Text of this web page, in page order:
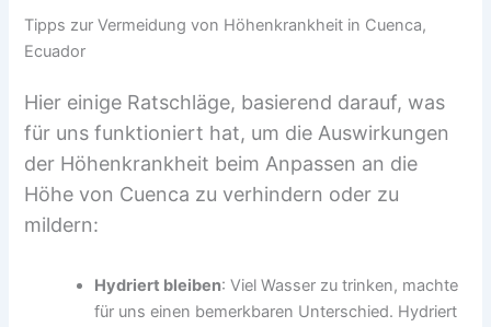
Tipps zur Vermeidung von Höhenkrankheit in Cuenca,
Ecuador
Hier einige Ratschläge, basierend darauf, was
für uns funktioniert hat, um die Auswirkungen
der Höhenkrankheit beim Anpassen an die
Höhe von Cuenca zu verhindern oder zu
mildern:
Hydriert bleiben: Viel Wasser zu trinken, machte
für uns einen bemerkbaren Unterschied. Hydriert